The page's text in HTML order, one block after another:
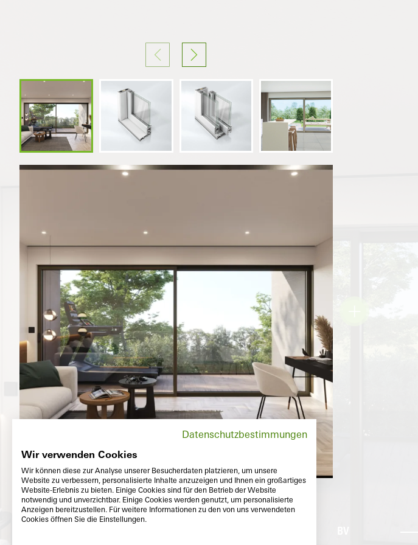
Datenschutzbestimmungen
Wir verwenden Cookies
Wir können diese zur Analyse unserer Besucherdaten platzieren, um unsere
Website zu verbessern, personalisierte Inhalte anzuzeigen und Ihnen ein großartiges
Website-Erlebnis zu bieten. Einige Cookies sind für den Betrieb der Website
notwendig und unverzichtbar. Einige Cookies werden genutzt, um personalisierte
Anzeigen bereitzustellen. Für weitere Informationen zu den von uns verwendeten
Cookies öffnen Sie die Einstellungen.